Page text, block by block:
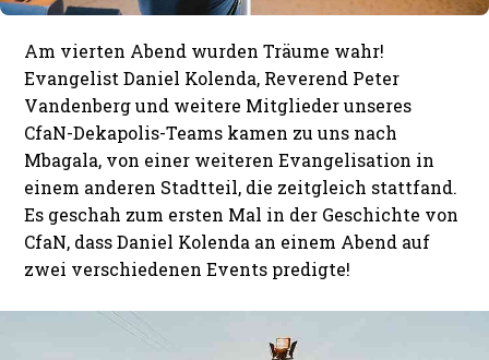
Am vierten Abend wurden Träume wahr!
Evangelist Daniel Kolenda, Reverend Peter
Vandenberg und weitere Mitglieder unseres
CfaN-Dekapolis-Teams kamen zu uns nach
Mbagala, von einer weiteren Evangelisation in
einem anderen Stadtteil, die zeitgleich stattfand.
Es geschah zum ersten Mal in der Geschichte von
CfaN, dass Daniel Kolenda an einem Abend auf
zwei verschiedenen Events predigte!